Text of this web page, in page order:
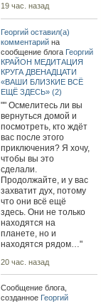
19 час. назад
Георгий оставил(а)
комментарийна
сообщение блога Георгий
КРАЙОН МЕДИТАЦИЯ
КРУГА ДВЕНАДЦАТИ
«ВАШИ БЛИЗКИЕ ВСЁ
ЕЩЁ ЗДЕСЬ» (2)
"" Осмелитесь ли вы
вернуться домой и
посмотреть, кто ждёт
вас после этого
приключения? Я хочу,
чтобы вы это
сделали.
Продолжайте, и у вас
захватит дух, потому
что они всё ещё
здесь. Они не только
находятся на
планете, но и
находятся рядом…"
20 час. назад
Сообщение блога,
созданное Георгий